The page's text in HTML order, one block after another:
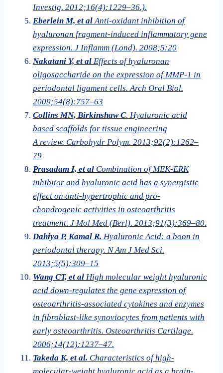
Investig. 2012;16(4):1229–36.).
Eberlein M, et al Anti-oxidant inhibition of
hyaluronan fragment-induced inflammatory gene
expression. J Inflamm (Lond). 2008;5:20
Nakatani Y, et al Effects of hyaluronan
oligosaccharide on the expression of MMP-1 in
periodontal ligament cells. Arch Oral Biol.
2009;54(8):757–63
Collins MN, Birkinshaw C. Hyaluronic acid
based scaffolds for tissue engineering
A review. Carbohydr Polym. 2013;92(2):1262–
79
Prasadam I, et al Combination of MEK-ERK
inhibitor and hyaluronic acid has a synergistic
effect on anti-hypertrophic and pro-
chondrogenic activities in osteoarthritis
treatment. J Mol Med (Berl). 2013;91(3):369–80.
Dahiya P, Kamal R. Hyaluronic Acid: a boon in
periodontal therapy. N Am J Med Sci.
2013;5(5):309–15
Wang CT, et al High molecular weight hyaluronic
acid down-regulates the gene expression of
osteoarthritis-associated cytokines and enzymes
in fibroblast-like synoviocytes from patients with
early osteoarthritis. Osteoarthritis Cartilage.
2006;14(12):1237–47.
Takeda K, et al. Characteristics of high-
molecular-weight hyaluronic acid as a brain-